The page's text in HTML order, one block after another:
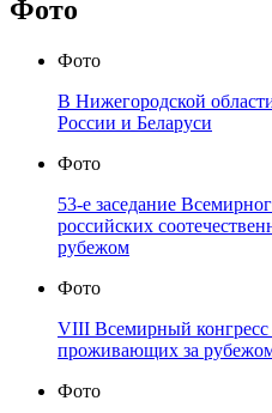
Фото
Фото
В Нижегородской
России и Беларуси
Фото
53-е заседание
российских
рубежом
Фото
VIII Всемирный конгресс
проживающих за
Фото